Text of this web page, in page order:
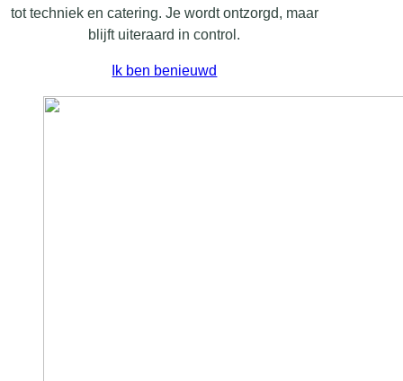
tot techniek en catering. Je wordt ontzorgd, maar
blijft uiteraard in control.
Ik ben benieuwd